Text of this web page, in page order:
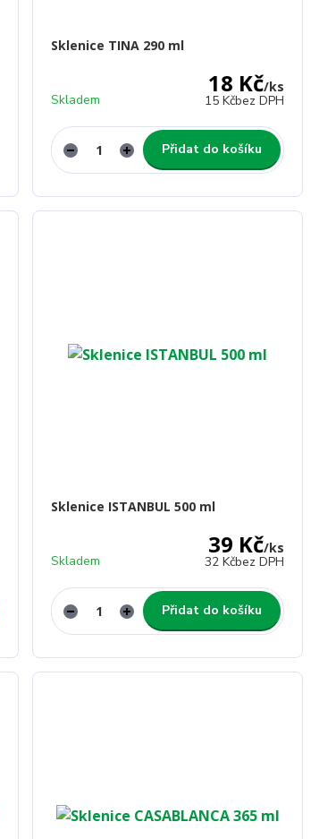
Sklenice TINA 290 ml
18 Kč/ks
15 Kčbez DPH
Skladem
Přidat do košíku
Sklenice ISTANBUL 500 ml
39 Kč/ks
32 Kčbez DPH
Skladem
Přidat do košíku